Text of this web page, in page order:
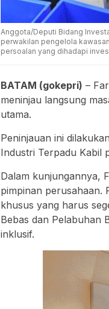
Anggota/Deputi Bidang
perwakilan pengelola
persoalan yang dihadapi
BATAM (gokepri) –
meninjau langsung
utama.
Peninjauan ini
Industri Terpadu Kabil
Dalam kunjungannya,
pimpinan perusahaan.
khusus yang harus
Bebas dan Pelabuhan
inklusif.